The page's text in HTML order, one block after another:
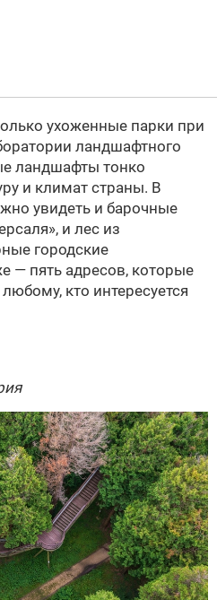
ухоженные парки при
ландшафтного
ландшафты тонко
и климат страны. В
увидеть и барочные
и лес из
городские
— пять адресов, которые
кто интересуется